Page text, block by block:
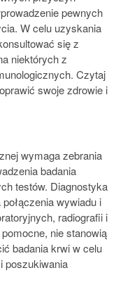
pewnych
W celu uzyskania
się z
niektórych z
Czytaj
swoje zdrowie i
wymaga zebrania
badania
testów. Diagnostyka
wywiadu i
radiografii i
nie stanowią
badania krwi w celu
poszukiwania